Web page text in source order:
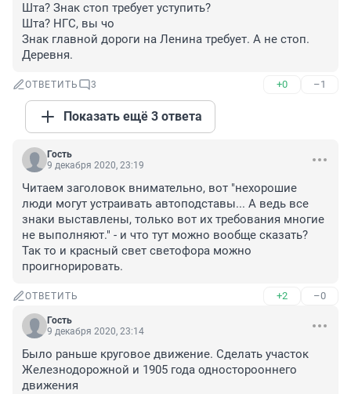
Шта? Знак стоп требует уступить?
Шта? НГС, вы чо
Знак главной дороги на Ленина требует. А не стоп.
Деревня.
ОТВЕТИТЬ 3 +0 –1
Показать ещё 3 ответа
Гость
9 декабря 2020, 23:19
Читаем заголовок внимательно, вот "нехорошие
люди могут устраивать автоподставы... А ведь все
знаки выставлены, только вот их требования многие
не выполняют." - и что тут можно вообще сказать?
Так то и красный свет светофора можно
проигнорировать.
ОТВЕТИТЬ +2 –0
Гость
9 декабря 2020, 23:14
Было раньше круговое движение. Сделать участок
Железнодорожной и 1905 года односторооннего
движения